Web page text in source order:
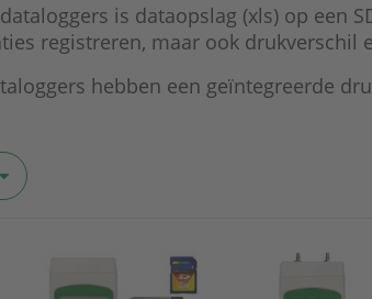
is dataopslag (xls) op een
registreren, maar ook drukverschil
hebben een geïntegreerde